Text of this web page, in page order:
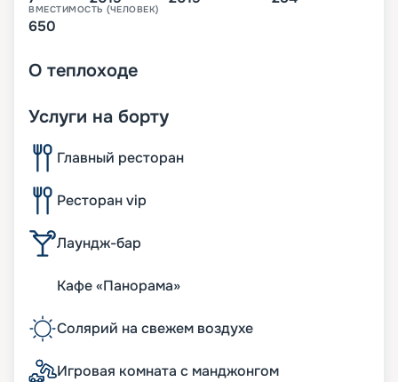
ВМЕСТИМОСТЬ (ЧЕЛОВЕК)
650
О теплоходе
Услуги на борту
Главный ресторан
Ресторан vip
Лаундж-бар
Кафе «Панорама»
Солярий на свежем воздухе
Игровая комната с манджонгом